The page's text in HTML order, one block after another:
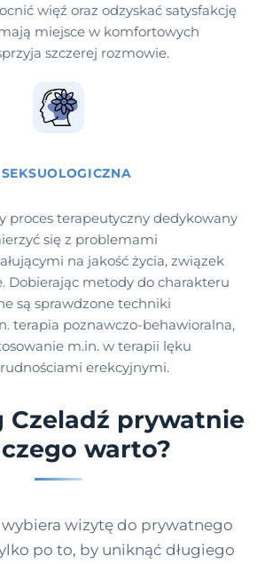
więź oraz odzyskać satysfakcję
miejsce w komfortowych
szczerej rozmowie.
proces terapeutyczny dedykowany
się z problemami
na jakość życia, związek
Dobierając metody do charakteru
są sprawdzone techniki
terapia poznawczo-behawioralna,
m.in. w terapii lęku
erekcyjnymi.
Czeladź prywatnie
warto?
wizytę do prywatnego
po to, by uniknąć długiego